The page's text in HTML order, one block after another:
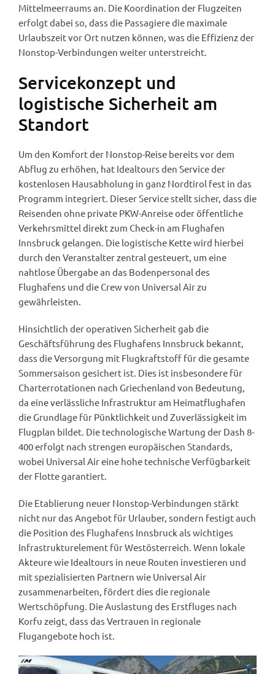
Mittelmeerraums an. Die Koordination der Flugzeiten
erfolgt dabei so, dass die Passagiere die maximale
Urlaubszeit vor Ort nutzen können, was die Effizienz der
Nonstop-Verbindungen weiter unterstreicht.
Servicekonzept und
logistische Sicherheit am
Standort
Um den Komfort der Nonstop-Reise bereits vor dem
Abflug zu erhöhen, hat Idealtours den Service der
kostenlosen Hausabholung in ganz Nordtirol fest in das
Programm integriert. Dieser Service stellt sicher, dass die
Reisenden ohne private PKW-Anreise oder öffentliche
Verkehrsmittel direkt zum Check-in am Flughafen
Innsbruck gelangen. Die logistische Kette wird hierbei
durch den Veranstalter zentral gesteuert, um eine
nahtlose Übergabe an das Bodenpersonal des
Flughafens und die Crew von Universal Air zu
gewährleisten.
Hinsichtlich der operativen Sicherheit gab die
Geschäftsführung des Flughafens Innsbruck bekannt,
dass die Versorgung mit Flugkraftstoff für die gesamte
Sommersaison gesichert ist. Dies ist insbesondere für
Charterrotationen nach Griechenland von Bedeutung,
da eine verlässliche Infrastruktur am Heimatflughafen
die Grundlage für Pünktlichkeit und Zuverlässigkeit im
Flugplan bildet. Die technologische Wartung der Dash 8-
400 erfolgt nach strengen europäischen Standards,
wobei Universal Air eine hohe technische Verfügbarkeit
der Flotte garantiert.
Die Etablierung neuer Nonstop-Verbindungen stärkt
nicht nur das Angebot für Urlauber, sondern festigt auch
die Position des Flughafens Innsbruck als wichtiges
Infrastrukturelement für Westösterreich. Wenn lokale
Akteure wie Idealtours in neue Routen investieren und
mit spezialisierten Partnern wie Universal Air
zusammenarbeiten, fördert dies die regionale
Wertschöpfung. Die Auslastung des Erstfluges nach
Korfu zeigt, dass das Vertrauen in regionale
Flugangebote hoch ist.